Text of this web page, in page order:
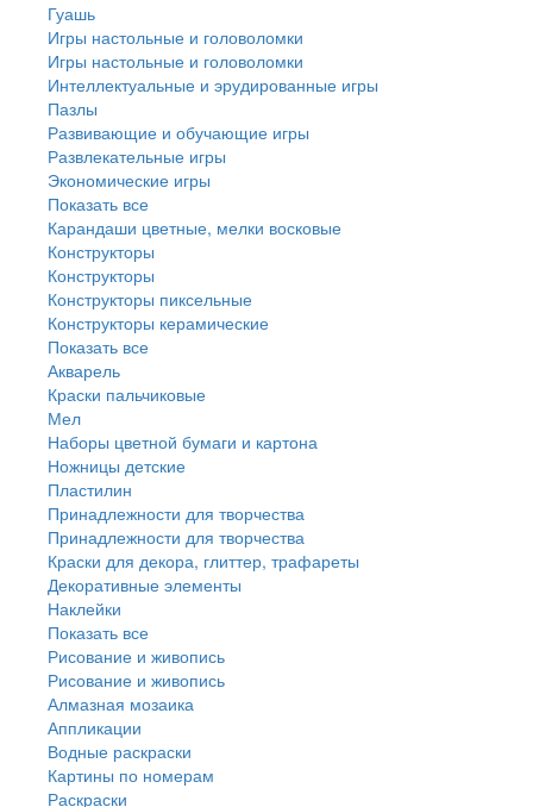
Гуашь
Игры настольные и головоломки
Игры настольные и головоломки
Интеллектуальные и эрудированные игры
Пазлы
Развивающие и обучающие игры
Развлекательные игры
Экономические игры
Показать все
Карандаши цветные, мелки восковые
Конструкторы
Конструкторы
Конструкторы пиксельные
Конструкторы керамические
Показать все
Акварель
Краски пальчиковые
Мел
Наборы цветной бумаги и картона
Ножницы детские
Пластилин
Принадлежности для творчества
Принадлежности для творчества
Краски для декора, глиттер, трафареты
Декоративные элементы
Наклейки
Показать все
Рисование и живопись
Рисование и живопись
Алмазная мозаика
Аппликации
Водные раскраски
Картины по номерам
Раскраски